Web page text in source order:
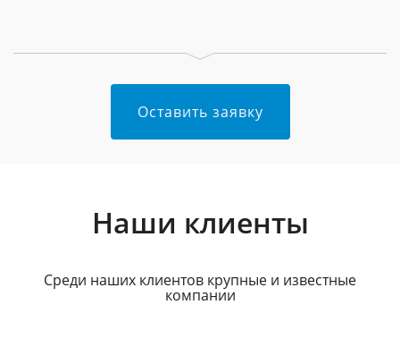
Оставить заявку
Наши клиенты
Среди наших клиентов крупные и известные
компании